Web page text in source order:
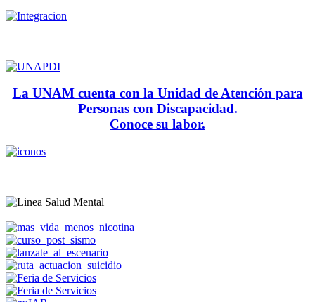
La UNAM cuenta con la Unidad de Atención para
Personas con Discapacidad.
Conoce su labor.